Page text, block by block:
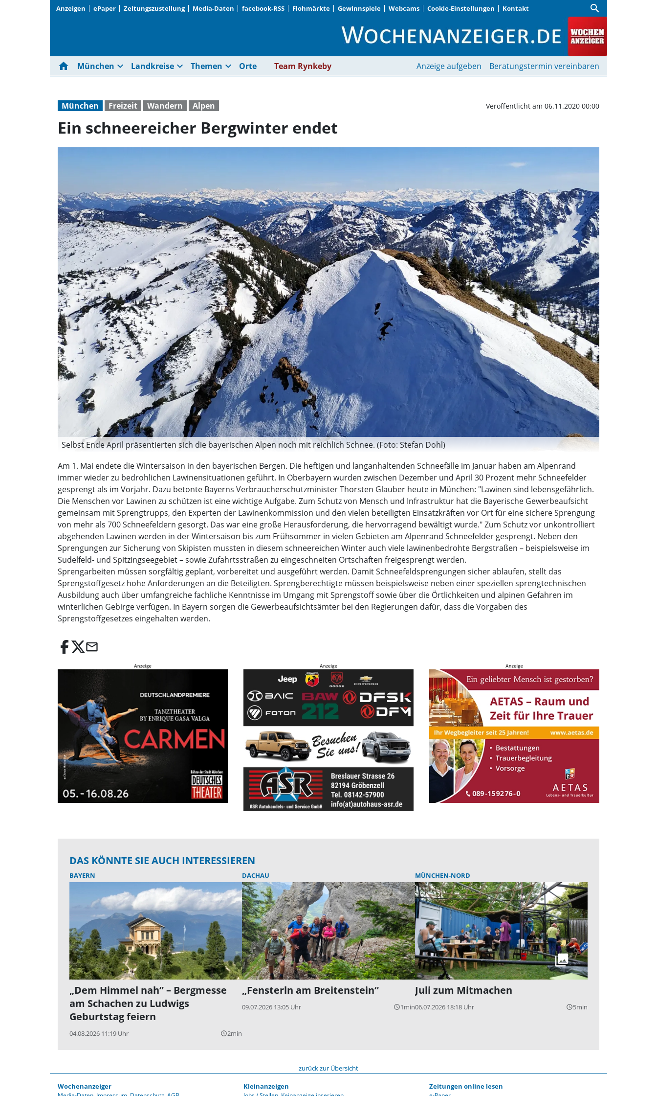
Anzeigen ePaper Zeitungszustellung Media-Daten facebook-RSS Flohmärkte Gewinnspiele Webcams Cookie-Einstellungen Kontakt search
Ein schneereicher Bergwinter endet |
home München expand_more Landkreise expand_more Themen expand_more Orte Team Rynkeby Anzeige aufgeben Beratungstermin vereinbaren
München Freizeit Wandern Alpen Veröffentlicht am 06.11.2020 00:00
Ein schneereicher Bergwinter endet
Selbst Ende April präsentierten sich die bayerischen Alpen noch mit reichlich Schnee. (Foto: Stefan Dohl)
Am 1. Mai endete die Wintersaison in den bayerischen Bergen. Die heftigen und langanhaltenden Schneefälle im Januar haben am Alpenrand
immer wieder zu bedrohlichen Lawinensituationen geführt. In Oberbayern wurden zwischen Dezember und April 30 Prozent mehr Schneefelder
gesprengt als im Vorjahr. Dazu betonte Bayerns Verbraucherschutzminister Thorsten Glauber heute in München: "Lawinen sind lebensgefährlich.
Die Menschen vor Lawinen zu schützen ist eine wichtige Aufgabe. Zum Schutz von Mensch und Infrastruktur hat die Bayerische Gewerbeaufsicht
gemeinsam mit Sprengtrupps, den Experten der Lawinenkommission und den vielen beteiligten Einsatzkräften vor Ort für eine sichere Sprengung
von mehr als 700 Schneefeldern gesorgt. Das war eine große Herausforderung, die hervorragend bewältigt wurde." Zum Schutz vor unkontrolliert
abgehenden Lawinen werden in der Wintersaison bis zum Frühsommer in vielen Gebieten am Alpenrand Schneefelder gesprengt. Neben den
Sprengungen zur Sicherung von Skipisten mussten in diesem schneereichen Winter auch viele lawinenbedrohte Bergstraßen – beispielsweise im
Sudelfeld- und Spitzingseegebiet – sowie Zufahrtsstraßen zu eingeschneiten Ortschaften freigesprengt werden.
Sprengarbeiten müssen sorgfältig geplant, vorbereitet und ausgeführt werden. Damit Schneefeldsprengungen sicher ablaufen, stellt das
Sprengstoffgesetz hohe Anforderungen an die Beteiligten. Sprengberechtigte müssen beispielsweise neben einer speziellen sprengtechnischen
Ausbildung auch über umfangreiche fachliche Kenntnisse im Umgang mit Sprengstoff sowie über die Örtlichkeiten und alpinen Gefahren im
winterlichen Gebirge verfügen. In Bayern sorgen die Gewerbeaufsichtsämter bei den Regierungen dafür, dass die Vorgaben des
Sprengstoffgesetzes eingehalten werden.
email
DAS KÖNNTE SIE AUCH INTERESSIEREN
BAYERN
„Dem Himmel nah” – Bergmesse
am Schachen zu Ludwigs
Geburtstag feiern
04.08.2026 11:19 Uhr query_builder2min
DACHAU
„Fensterln am Breitenstein“
09.07.2026 13:05 Uhr query_builder1min
MÜNCHEN-NORD
Juli zum Mitmachen
06.07.2026 18:18 Uhr query_builder5min
zurück zur Übersicht
Wochenanzeiger Kleinanzeigen Zeitungen online lesen